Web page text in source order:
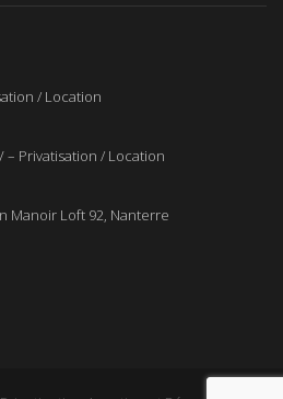
/ Location
– Privatisation / Location
Manoir Loft 92, Nanterre